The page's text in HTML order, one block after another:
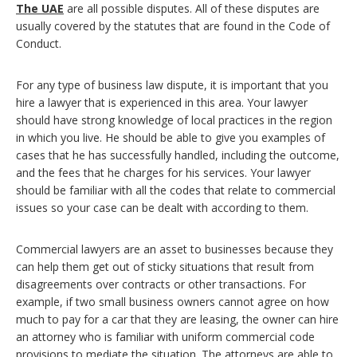
The UAE are all possible disputes. All of these disputes are
usually covered by the statutes that are found in the Code of
Conduct.
For any type of business law dispute, it is important that you
hire a lawyer that is experienced in this area. Your lawyer
should have strong knowledge of local practices in the region
in which you live. He should be able to give you examples of
cases that he has successfully handled, including the outcome,
and the fees that he charges for his services. Your lawyer
should be familiar with all the codes that relate to commercial
issues so your case can be dealt with according to them.
Commercial lawyers are an asset to businesses because they
can help them get out of sticky situations that result from
disagreements over contracts or other transactions. For
example, if two small business owners cannot agree on how
much to pay for a car that they are leasing, the owner can hire
an attorney who is familiar with uniform commercial code